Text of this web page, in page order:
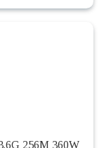
256M 360W